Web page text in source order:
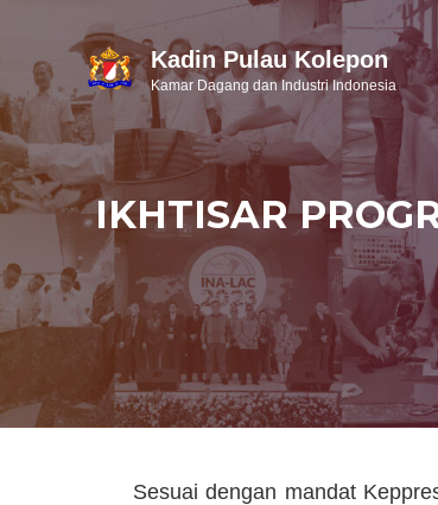
Kadin Pulau Kolepon
Kamar Dagang dan Industri Indonesia
IKHTISAR
Sesuai dengan mandat